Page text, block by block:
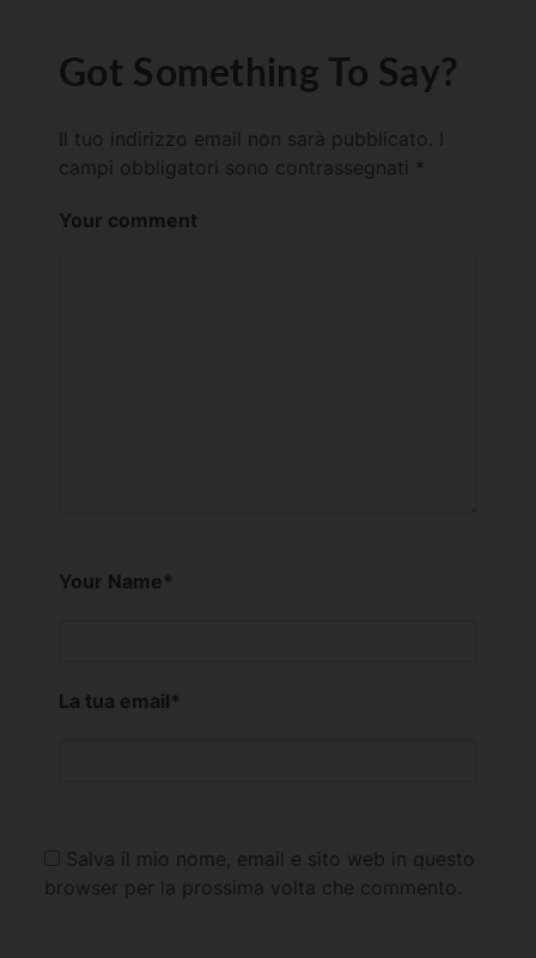
Got Something To Say?
Il tuo indirizzo email non sarà pubblicato.
campi obbligatori sono contrassegnati *
Your comment
Your Name*
La tua email*
Salva il mio nome, email e sito web in questo
browser per la prossima volta che commento.